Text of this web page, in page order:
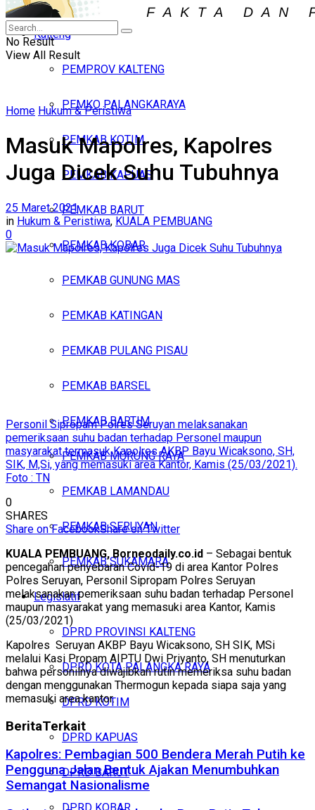
Iklan
Kamis, Agustus 6, 2026
Kalteng
PEMPROV KALTENG
PEMKO PALANGKARAYA
PEMKAB KOTIM
PEMKAB KAPUAS
PEMKAB BARUT
PEMKAB KOBAR
PEMKAB GUNUNG MAS
PEMKAB KATINGAN
PEMKAB PULANG PISAU
PEMKAB BARSEL
PEMKAB BARTIM
PEMKAB MURUNG RAYA
PEMKAB LAMANDAU
PEMKAB SERUYAN
PEMKAB SUKAMARA
Legislatif
DPRD PROVINSI KALTENG
DPRD KOTA PALANGKA RAYA
DPRD KOTIM
DPRD KAPUAS
DPRD BARUT
No Result
View All Result
Home Hukum & Peristiwa
Masuk Mapolres, Kapolres
Juga Dicek Suhu Tubuhnya
25 Maret 2021
in Hukum & Peristiwa, KUALA PEMBUANG
0
Personil Sipropam Polres Seruyan melaksanakan
pemeriksaan suhu badan terhadap Personel maupun
masyarakat termasuk Kapolres AKBP Bayu Wicaksono, SH,
SIK, M,Si, yang memasuki area Kantor, Kamis (25/03/2021).
Foto : TN
0
SHARES
Share on FacebookShare on Twitter
KUALA PEMBUANG, Borneodaily.co.id – Sebagai bentuk
pencegahan penyebaran Covid-19 di area Kantor Polres
Polres Seruyan, Personil Sipropam Polres Seruyan
melaksanakan pemeriksaan suhu badan terhadap Personel
maupun masyarakat yang memasuki area Kantor, Kamis
(25/03/2021)
Kapolres Seruyan AKBP Bayu Wicaksono, SH SIK, MSi
melalui Kasi Propam AIPTU Dwi Priyanto, SH menuturkan
bahwa personilnya diwajibkan rutin memeriksa suhu badan
dengan menggunakan Thermogun kepada siapa saja yang
memasuki area kantor.
BeritaTerkait
Kapolres: Pembagian 500 Bendera Merah Putih ke
Pengguna Jalan Bentuk Ajakan Menumbuhkan
Semangat Nasionalisme